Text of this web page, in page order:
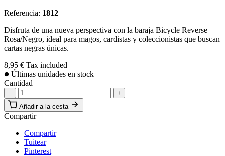
Referencia: 1812
Disfruta de una nueva perspectiva con la baraja Bicycle Reverse –
Rosa/Negro, ideal para magos, cardistas y coleccionistas que buscan
cartas negras únicas.
8,95 € Tax included
Últimas unidades en stock
Cantidad
−
+
Añadir a la cesta
Compartir
Compartir
Tuitear
Pinterest